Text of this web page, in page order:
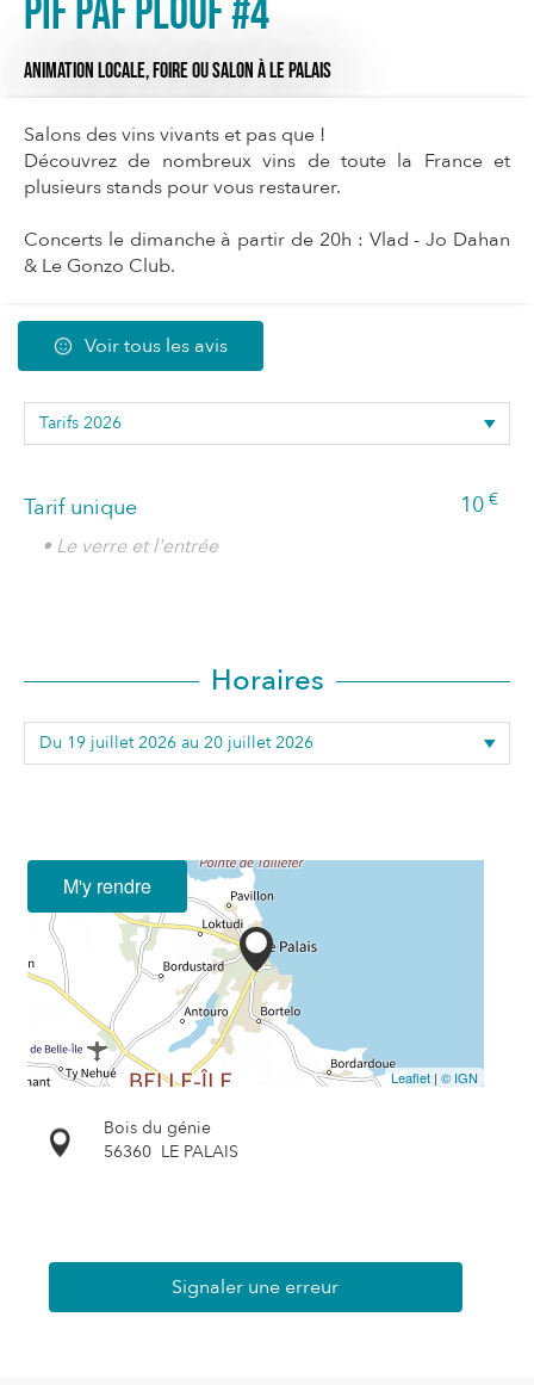
Pif Paf Plouf #4
ANIMATION LOCALE,FOIRE OU SALONÀ LE PALAIS
Salons des vins vivants et pas que !
Découvrez de nombreux vins de toute la France et
plusieurs stands pour vous restaurer.
Concerts le dimanche à partir de 20h : Vlad - Jo Dahan
& Le Gonzo Club.
Voir tous les avis
Tarif unique 10 €
• Le verre et l'entrée
Horaires
M'y rendre
Leaflet | © IGN
Bois du génie
56360 LE PALAIS
Signaler une erreur